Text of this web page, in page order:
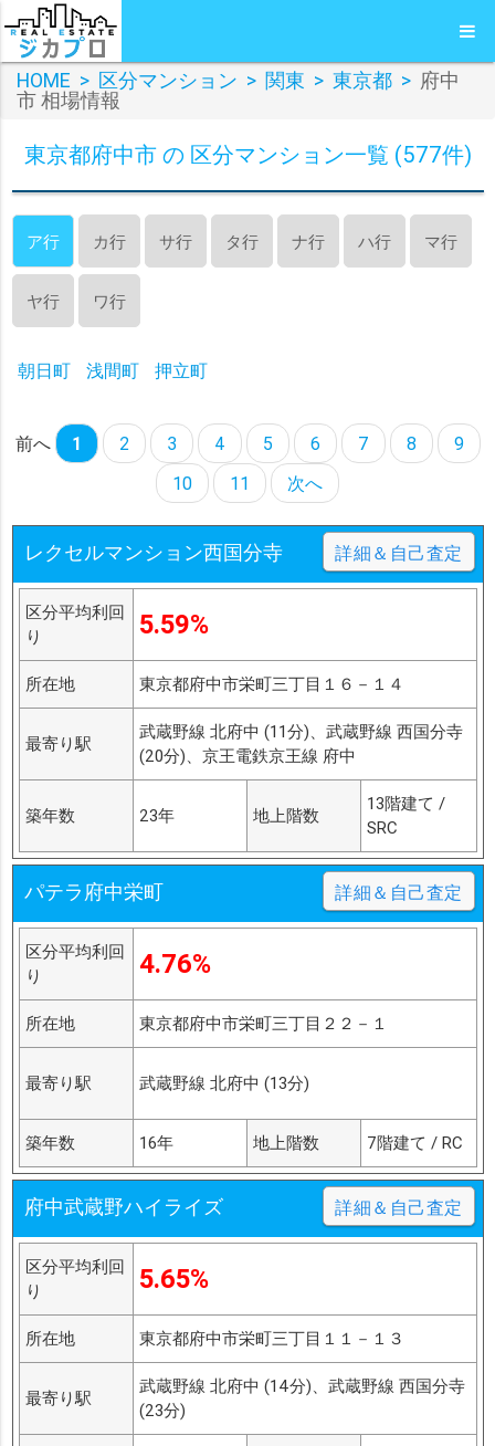
HOME > 区分マンション > 関東 > 東京都 > 府中
市 相場情報
東京都府中市 の 区分マンション一覧 (577件)
ア行 カ行 サ行 タ行 ナ行 ハ行 マ行
ヤ行 ワ行
朝日町 浅間町 押立町
前へ 1 2 3 4 5 6 7 8
9
10
11 次へ
レクセルマンション西国分寺 詳細＆自己査定
区分平均利回
り
5.59%
所在地 東京都府中市栄町三丁目１６－１４
最寄り駅
武蔵野線 北府中 (11分)、武蔵野線 西国分寺
(20分)、京王電鉄京王線 府中
築年数 23年 地上階数
13階建て /
SRC
パテラ府中栄町 詳細＆自己査定
区分平均利回
り
4.76%
所在地 東京都府中市栄町三丁目２２－１
最寄り駅 武蔵野線 北府中 (13分)
築年数 16年 地上階数 7階建て / RC
府中武蔵野ハイライズ 詳細＆自己査定
区分平均利回
り
5.65%
所在地 東京都府中市栄町三丁目１１－１３
最寄り駅
武蔵野線 北府中 (14分)、武蔵野線 西国分寺
(23分)